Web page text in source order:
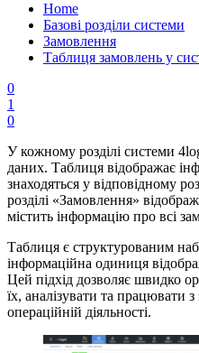
Home
Базові розділи системи
Замовлення
Таблиця замовлень у
0
1
0
У кожному розділі системи
даних. Таблиця відображає
знаходяться у відповідному
розділі «Замовлення»
містить інформацію про всі
Таблиця є структурованим
інформаційна одиниця
Цей підхід дозволяє швидко
їх, аналізувати та працювати
операційній діяльності.